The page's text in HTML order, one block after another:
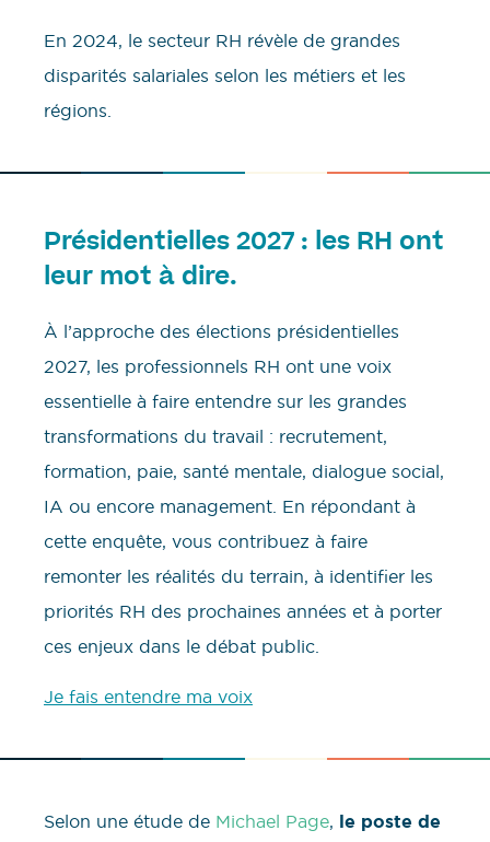
En 2024, le secteur RH révèle de grandes
disparités salariales selon les métiers et les
régions.
Présidentielles 2027 : les RH ont
leur mot à dire.
À l’approche des élections présidentielles
2027, les professionnels RH ont une voix
essentielle à faire entendre sur les grandes
transformations du travail : recrutement,
formation, paie, santé mentale, dialogue social,
IA ou encore management. En répondant à
cette enquête, vous contribuez à faire
remonter les réalités du terrain, à identifier les
priorités RH des prochaines années et à porter
ces enjeux dans le débat public.
Je fais entendre ma voix
Selon une étude de Michael Page, le poste de